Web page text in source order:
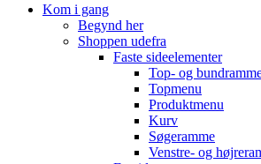
Kom i gang
Begynd her
Shoppen udefra
Faste sideelementer
Top- og
Topmenu
Produktmenu
Kurv
Søgeramme
Venstre- og